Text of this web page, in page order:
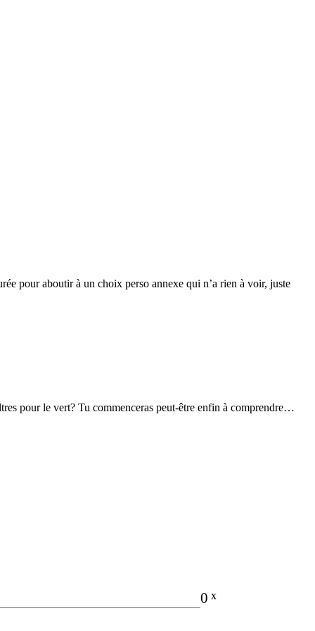
pour aboutir à un choix perso annexe qui n’a rien à voir, juste
pour le vert? Tu commenceras peut-être enfin à comprendre…
0 x